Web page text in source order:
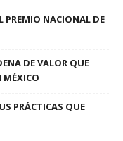
PREMIO NACIONAL DE
DE VALOR QUE
MÉXICO
PRÁCTICAS QUE